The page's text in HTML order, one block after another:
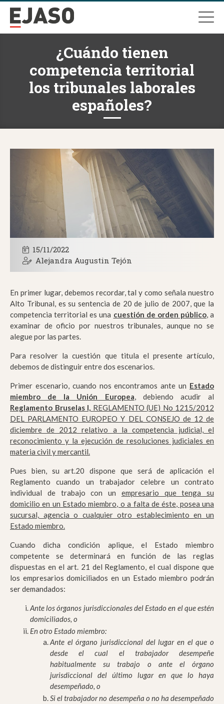
¿Cuándo tienen
competencia territorial
los tribunales laborales
españoles?
15/11/2022
Alejandra Augustin Tejón
En primer lugar, debemos recordar, tal y como señala nuestro
Alto Tribunal, es su sentencia de 20 de julio de 2007, que la
competencia territorial es una cuestión de orden público, a
examinar de oficio por nuestros tribunales, aunque no se
alegue por las partes.
Para resolver la cuestión que titula el presente artículo,
debemos de distinguir entre dos escenarios.
Primer escenario, cuando nos encontramos ante un Estado
miembro de la Unión Europea, debiendo acudir al
Reglamento Bruselas I, REGLAMENTO (UE) No 1215/2012
DEL PARLAMENTO EUROPEO Y DEL CONSEJO de 12 de
diciembre de 2012 relativo a la competencia judicial, el
reconocimiento y la ejecución de resoluciones judiciales en
materia civil y mercantil.
Pues bien, su art.20 dispone que será de aplicación el
Reglamento cuando un trabajador celebre un contrato
individual de trabajo con un empresario que tenga su
domicilio en un Estado miembro, o a falta de éste, posea una
sucursal, agencia o cualquier otro establecimiento en un
Estado miembro.
Cuando dicha condición aplique, el Estado miembro
competente se determinará en función de las reglas
dispuestas en el art. 21 del Reglamento, el cual dispone que
los empresarios domiciliados en un Estado miembro podrán
ser demandados:
Ante los órganos jurisdiccionales del Estado en el que estén
domiciliados, o
En otro Estado miembro:
Ante el órgano jurisdiccional del lugar en el que o
desde el cual el trabajador desempeñe
habitualmente su trabajo o ante el órgano
jurisdiccional del último lugar en que lo haya
desempeñado, o
Si el trabajador no desempeña o no ha desempeñado